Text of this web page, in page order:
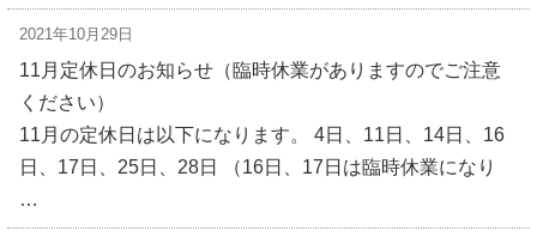
2021年10月29日
11月定休日のお知らせ（臨時休業がありますのでご注意
ください）
11月の定休日は以下になります。 4日、11日、14日、16
日、17日、25日、28日 （16日、17日は臨時休業になり
…